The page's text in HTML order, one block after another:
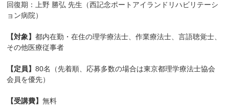
回復期：上野 勝弘 先生（西記念ポートアイランドリハビリテーシ
ョン病院）
【対象】都内在勤・在住の理学療法士、作業療法士、言語聴覚士、
その他医療従事者
【定員】80名（先着順、応募多数の場合は東京都理学療法士協会
会員を優先）
【受講費】無料